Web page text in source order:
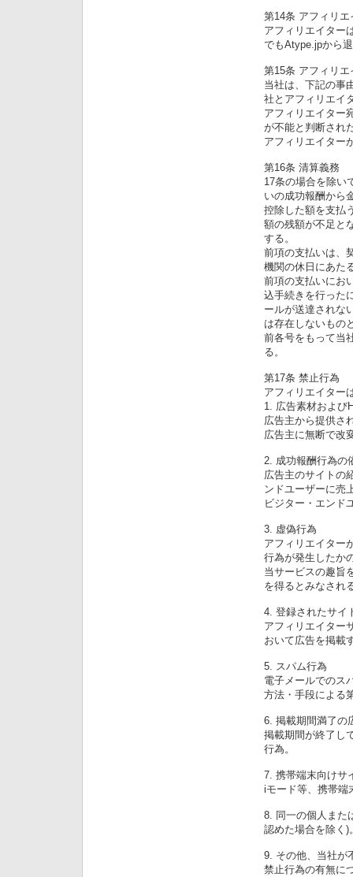
第14条 アフィリエ
アフィリエイター
でもAtype.jpから
第15条 アフィリ
当社は、下記の事
社とアフィリエイ
アフィリエイター
が不能と判断され
アフィリエイター
第16条 清算義務
17条の場合を除い
いの成功報酬から
控除した額を支払
額の残額が不足と
する。
前項の支払いは、
機関の休日にあた
前項の支払いにお
込手続きを行った
ールが送達されな
は存在しないもの
前各号をもって当
る。
第17条 禁止行為
アフィリエイター
1. 広告素材および
広告主から提供さ
広告主に無断で改
2. 成功報酬行為の
広告主のサイトの
ンドユーザーに売
ビジター・エンド
3. 虚偽行為
アフィリエイター
行為が発生したか
当サービスの趣旨
を得るとみなされ
4. 登録されたサイ
アフィリエイター
おいて広告を掲載
5. スパム行為
電子メールでのス
方法・手段による
6. 掲載期間満了の
掲載期間が終了し
行為。
7. 携帯端末向けサ
iモード等、携帯端
8. 同一の個人また
認めた場合を除く)
9. その他、当社が
禁止行為の有無に